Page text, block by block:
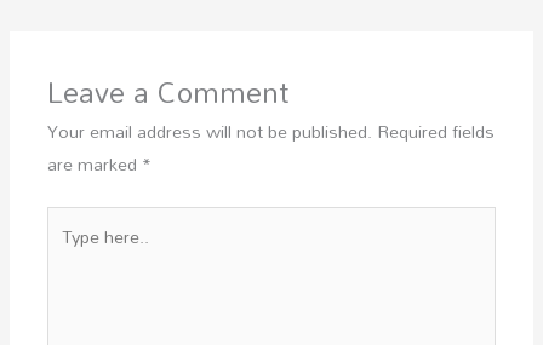
Leave a Comment
Your email address will not be published. Required fields
are marked *
here..